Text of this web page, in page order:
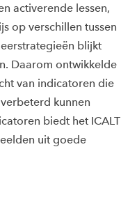
activerende lessen,
op verschillen tussen
blijkt
Daarom ontwikkelde
van indicatoren die
kunnen
biedt het ICALT
uit goede